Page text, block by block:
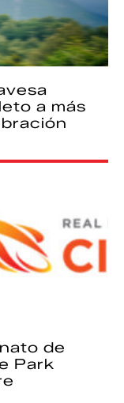
a más
de
Park